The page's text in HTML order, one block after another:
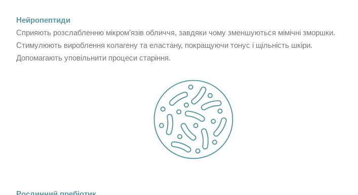
Нейропептиди
Сприяють розслабленню мікром’язів обличчя, завдяки чому зменшуються мімічні зморшки.
Стимулюють вироблення колагену та еластану, покращуючи тонус і щільність шкіри.
Допомагають уповільнити процеси старіння.